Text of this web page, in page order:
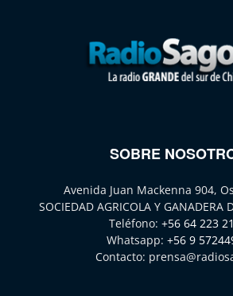
SOBRE
Avenida Juan Mackenna 904,
SOCIEDAD AGRICOLA Y GANADERA
Teléfono: +56 64 223
Whatsapp: +56 9
Contacto: